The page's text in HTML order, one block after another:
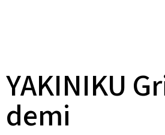
YAKINIKU
demi